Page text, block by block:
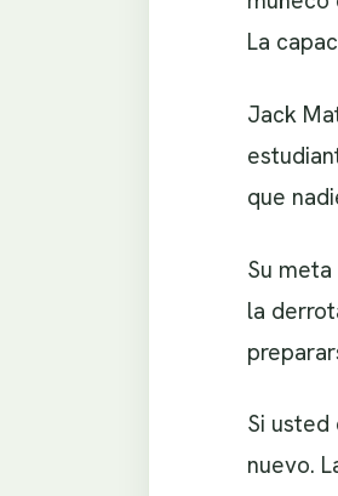
La
Jack
que
Su
la
Si
nuevo.